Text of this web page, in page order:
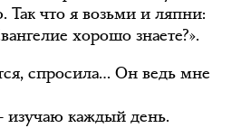
что я возьми и ляпни:
хорошо знаете?».
спросила… Он ведь мне
каждый день.